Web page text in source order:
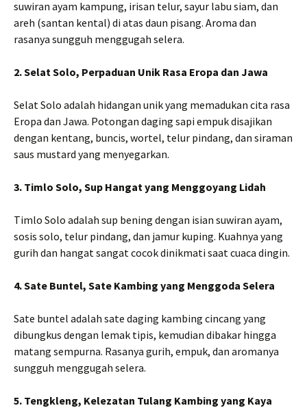
suwiran ayam kampung, irisan telur, sayur labu siam, dan
areh (santan kental) di atas daun pisang. Aroma dan
rasanya sungguh menggugah selera.
2. Selat Solo, Perpaduan Unik Rasa Eropa dan Jawa
Selat Solo adalah hidangan unik yang memadukan cita rasa
Eropa dan Jawa. Potongan daging sapi empuk disajikan
dengan kentang, buncis, wortel, telur pindang, dan siraman
saus mustard yang menyegarkan.
3. Timlo Solo, Sup Hangat yang Menggoyang Lidah
Timlo Solo adalah sup bening dengan isian suwiran ayam,
sosis solo, telur pindang, dan jamur kuping. Kuahnya yang
gurih dan hangat sangat cocok dinikmati saat cuaca dingin.
4. Sate Buntel, Sate Kambing yang Menggoda Selera
Sate buntel adalah sate daging kambing cincang yang
dibungkus dengan lemak tipis, kemudian dibakar hingga
matang sempurna. Rasanya gurih, empuk, dan aromanya
sungguh menggugah selera.
5. Tengkleng, Kelezatan Tulang Kambing yang Kaya